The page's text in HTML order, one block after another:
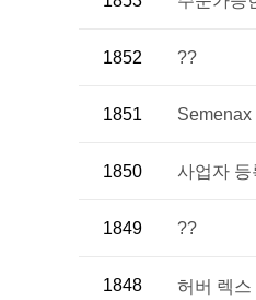
1852 ??
1851 Semenax
1850 사업자 등
1849 ??
1848 허버 렉스